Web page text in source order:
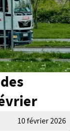
10 février 2026